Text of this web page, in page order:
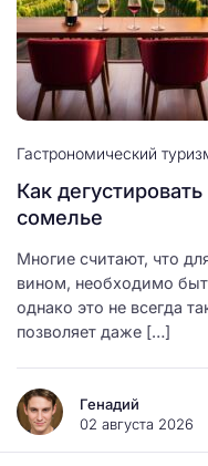
Гастрономический
Как
сомелье
Многие считают, что
вином, необходимо
однако это не всегда
позволяет даже […]
Генадий
02 августа 2026